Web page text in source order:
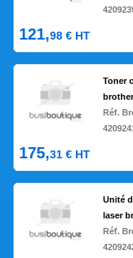
121,98 € HT
Toner
Réf.
175,31 € HT
Unité
laser
Réf.